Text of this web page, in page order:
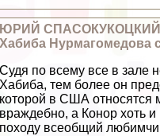
ЮРИЙ СПАСОКУКОЦКИЙ
Хабиба Нурмагомедова
Судя по всему все в зале
Хабиба, тем более он
которой в США относятся
враждебно, а Конор хоть и
походу всеобщий